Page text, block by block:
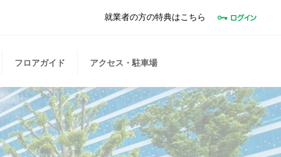
就業者の方の特典はこちら
フロアガイド アクセス・駐車場